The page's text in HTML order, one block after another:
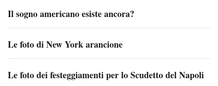
Il sogno americano esiste ancora?
Le foto di New York arancione
Le foto dei festeggiamenti per lo Scudetto del Napoli